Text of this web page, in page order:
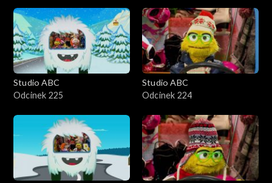
Studio ABC
Odcinek 225
Studio ABC
Odcinek 224